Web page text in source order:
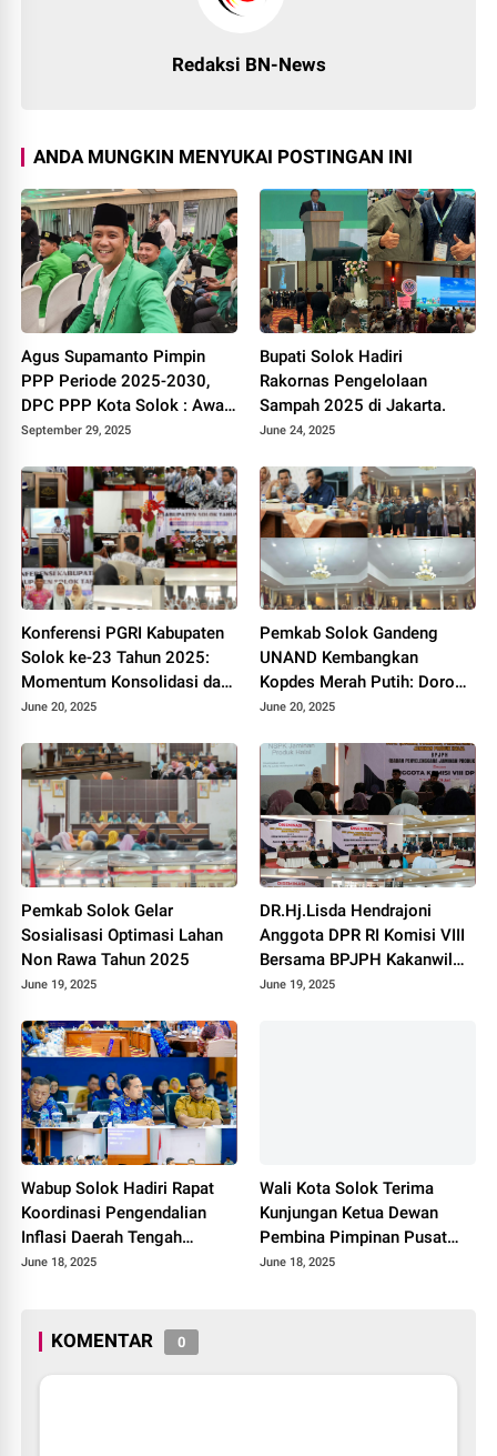
Redaksi BN-News
ANDA MUNGKIN MENYUKAI POSTINGAN INI
Agus Supamanto Pimpin
PPP Periode 2025-2030,
DPC PPP Kota Solok : Awal
Kebangkitan Partai Kabah
September 29, 2025
Bupati Solok Hadiri
Rakornas Pengelolaan
Sampah 2025 di Jakarta.
June 24, 2025
Konferensi PGRI Kabupaten
Solok ke-23 Tahun 2025:
Momentum Konsolidasi dan
Pemilihan Pengurus Baru.
June 20, 2025
Pemkab Solok Gandeng
UNAND Kembangkan
Kopdes Merah Putih: Dorong
Produksi Pupuk Organik dan
June 20, 2025
Pemkab Solok Gelar
Sosialisasi Optimasi Lahan
Non Rawa Tahun 2025
June 19, 2025
DR.Hj.Lisda Hendrajoni
Anggota DPR RI Komisi VIII
Bersama BPJPH Kakanwil
Sumbar Gelar Roadshow
June 19, 2025
Wabup Solok Hadiri Rapat
Koordinasi Pengendalian
Inflasi Daerah Tengah
Provinsi Sumatera Barat
June 18, 2025
Wali Kota Solok Terima
Kunjungan Ketua Dewan
Pembina Pimpinan Pusat
Muhammadiyah Tahun 2025.
June 18, 2025
KOMENTAR 0